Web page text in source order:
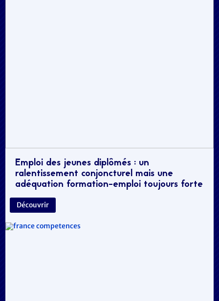
Emploi des jeunes diplômés : un
ralentissement conjoncturel mais une
adéquation formation-emploi toujours forte
Découvrir